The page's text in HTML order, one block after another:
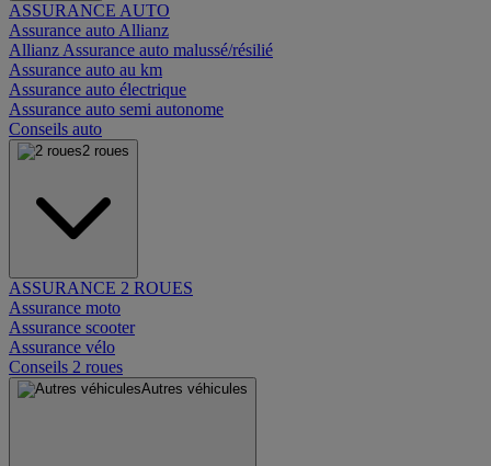
ASSURANCE AUTO
Assurance auto Allianz
Allianz Assurance auto malussé/résilié
Assurance auto au km
Assurance auto électrique
Assurance auto semi autonome
Conseils auto
2 roues
ASSURANCE 2 ROUES
Assurance moto
Assurance scooter
Assurance vélo
Conseils 2 roues
Autres véhicules